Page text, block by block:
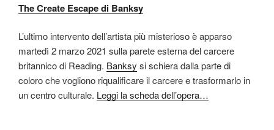
The Create Escape di Banksy
L’ultimo intervento dell’artista più misterioso è apparso
martedì 2 marzo 2021 sulla parete esterna del carcere
britannico di Reading. Banksy si schiera dalla parte di
coloro che vogliono riqualificare il carcere e trasformarlo in
un centro culturale. Leggi la scheda dell’opera…